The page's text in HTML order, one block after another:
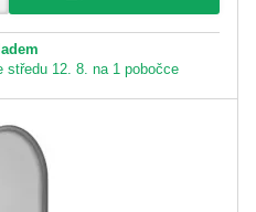
12. 8. na 1 pobočce